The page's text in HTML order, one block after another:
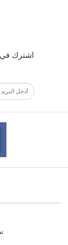
اشترك في